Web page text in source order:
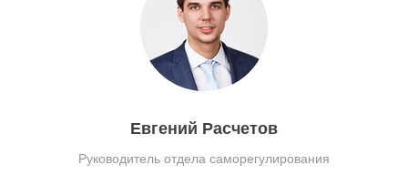
Евгений Расчетов
Руководитель отдела саморегулирования